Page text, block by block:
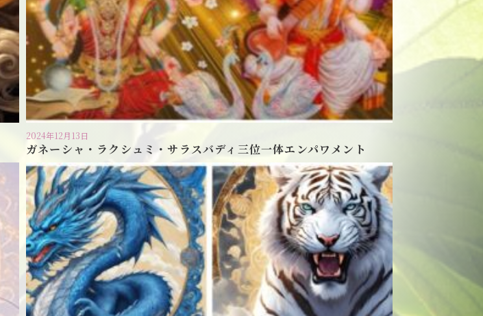
2024年12月13日
ガネーシャ・ラクシュミ・サラスバディ三位一体エンパワメント